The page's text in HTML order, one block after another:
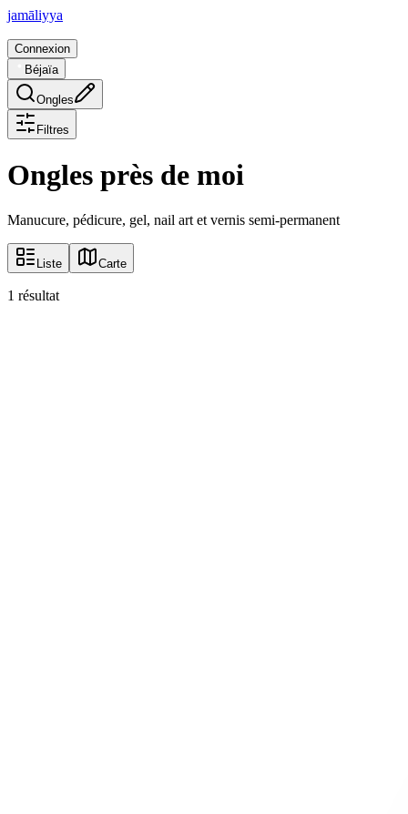
jamāliyya
Connexion
Béjaïa
Ongles
Filtres
Ongles près de moi
Manucure, pédicure, gel, nail art et vernis semi-permanent
Liste Carte
1 résultat